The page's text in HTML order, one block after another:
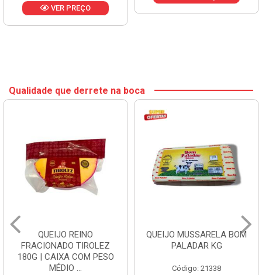
PREÇO
Qualidade que derrete na boca
QUEIJO REINO
FRACIONADO TIROLEZ
180G | CAIXA COM PESO
MÉDIO ...
QUEIJO MUSSARELA BOM
PALADAR KG
Código: 21338